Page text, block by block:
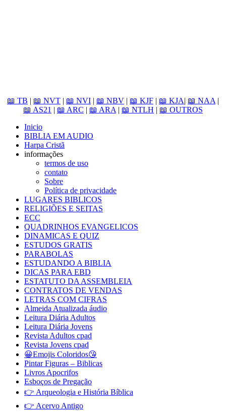
📖 TB | 📖 NVT | 📖 NVI | 📖 NBV | 📖 KJF | 📖 KJA| 📖 NAA |
📖 AS21 | 📖 ARC | 📖 ARA | 📖 NTLH | 📖 OUTROS
Inicio
BIBLIA EM AUDIO
Harpa Cristã
informações
termos de uso
contato
Sobre
Política de privacidade
LUGARES BIBLICOS
RELIGIÕES E SEITAS
ECC
QUADRINHOS EVANGELICOS
DINAMICAS E QUIZ
ESTUDOS GRATIS
PARABOLAS
ESTUDANDO A BIBLIA
DICAS PARA EBD
ESTATUTO DA ASSEMBLEIA
CONTRATOS DE VENDAS
LETRAS COM CIFRAS
Almeida Atualizada áudio
Leitura Diária Adultos
Leitura Diária Jovens
Revista Adultos cpad
Revista Jovens cpad
😀Emojis Coloridos😘
Pintar Figuras – Biblicas
Livros Apocrifos
Esboços de Pregação
👉 Arqueologia e História Bíblica
👉 Acervo Antigo